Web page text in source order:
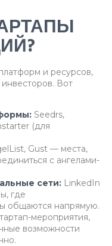
и ресурсов,
Вот
Seedrs,
(для
Gust — места,
с ангелами-
сети: LinkedIn
где
общаются напрямую.
мероприятия,
возможности